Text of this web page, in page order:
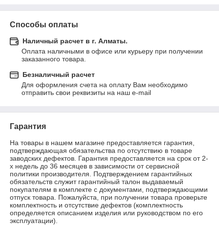
Способы оплаты
Наличный расчет в г. Алматы.
Оплата наличными в офисе или курьеру при получении
заказанного товара.
Безналичный расчет
Для оформления счета на оплату Вам необходимо
отправить свои реквизиты на наш e-mail
Гарантия
На товары в нашем магазине предоставляется гарантия,
подтверждающая обязательства по отсутствию в товаре
заводских дефектов. Гарантия предоставляется на срок от 2-
х недель до 36 месяцев в зависимости от сервисной
политики производителя. Подтверждением гарантийных
обязательств служит гарантийный талон выдаваемый
покупателям в комплекте с документами, подтверждающими
отпуск товара. Пожалуйста, при получении товара проверьте
комплектность и отсутствие дефектов (комплектность
определяется описанием изделия или руководством по его
эксплуатации).